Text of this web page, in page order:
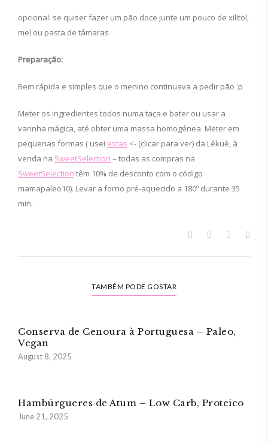
opcional: se quiser fazer um pão doce junte um pouco de xilitol,
mel ou pasta de tâmaras
Preparação:
Bem rápida e simples que o menino continuava a pedir pão :p
Meter os ingredientes todos numa taça e bater ou usar a
varinha mágica, até obter uma massa homogénea. Meter em
pequenas formas ( usei estas <- (clicar para ver) da Lékuè, à
venda na SweetSelection – todas as compras na
SweetSelection têm 10% de desconto com o código
mamapaleo10). Levar a forno pré-aquecido a 180º durante 35
min.
TAMBÉM PODE GOSTAR
Conserva de Cenoura à Portuguesa – Paleo,
Vegan
August 8, 2025
Hambúrgueres de Atum – Low Carb, Proteico
June 21, 2025